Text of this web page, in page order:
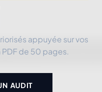
appuyée sur vos
PDF de 50 pages.
AUDIT